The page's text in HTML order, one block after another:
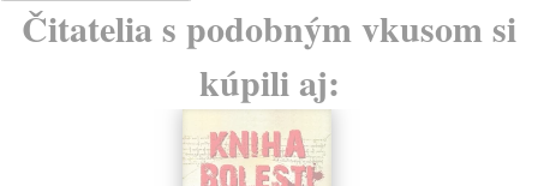
Čitatelia s podobným vkusom si
kúpili aj: